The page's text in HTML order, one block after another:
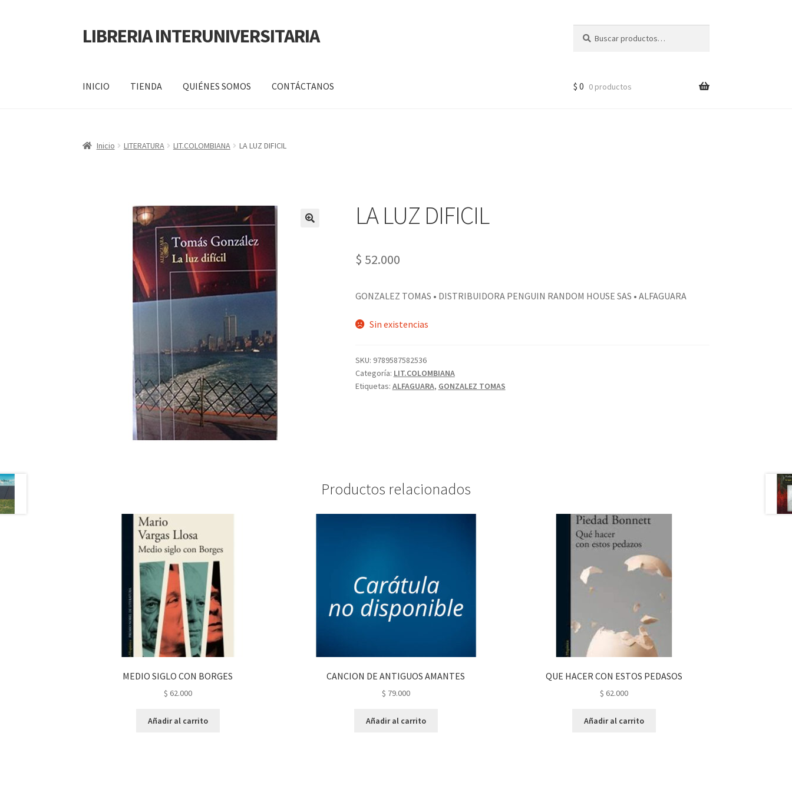
LIBRERIA INTERUNIVERSITARIA
INICIO TIENDA QUIÉNES SOMOS CONTÁCTANOS $ 0 0 productos
Inicio LITERATURA LIT.COLOMBIANA LA LUZ DIFICIL
LA LUZ DIFICIL
$ 52.000
GONZALEZ TOMAS • DISTRIBUIDORA PENGUIN RANDOM HOUSE SAS • ALFAGUARA
Sin existencias
SKU: 9789587582536
Categoría: LIT.COLOMBIANA
Etiquetas: ALFAGUARA, GONZALEZ TOMAS
Productos relacionados
MEDIO SIGLO CON BORGES
$ 62.000
Añadir al carrito
CANCION DE ANTIGUOS AMANTES
$ 79.000
Añadir al carrito
QUE HACER CON ESTOS PEDASOS
$ 62.000
Añadir al carrito